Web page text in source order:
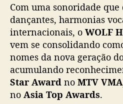
Com uma sonoridade
dançantes, harmonias
internacionais, o WOLF
vem se consolidando
nomes da nova geração
acumulando
Star Award no MTV
no Asia Top Awards.